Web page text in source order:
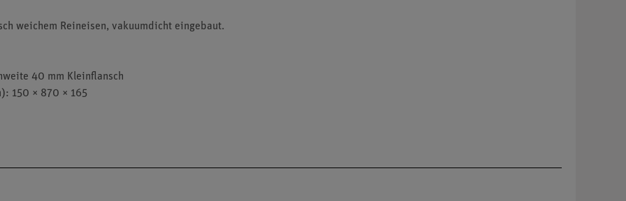
weichem Reineisen, vakuumdicht eingebaut.
40 mm Kleinflansch
150 × 870 × 165